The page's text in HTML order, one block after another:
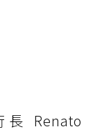
Renato